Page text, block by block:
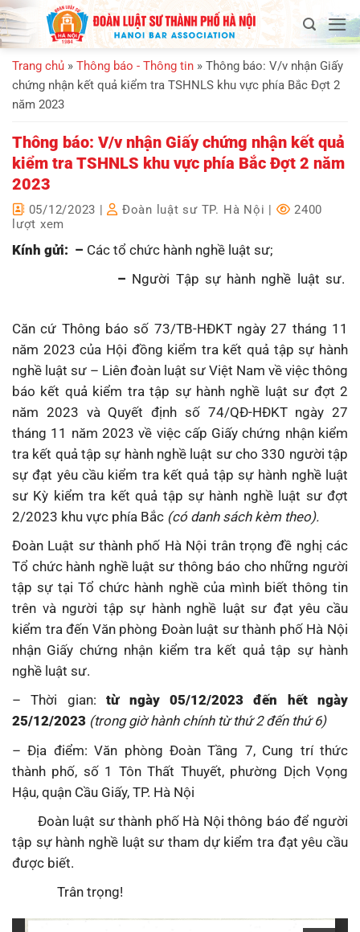
Bỏ
qua
nội
dung
Trang chủ » Thông báo - Thông tin » Thông báo: V/v nhận Giấy
chứng nhận kết quả kiểm tra TSHNLS khu vực phía Bắc Đợt 2
năm 2023
Thông báo: V/v nhận Giấy chứng nhận kết quả
kiểm tra TSHNLS khu vực phía Bắc Đợt 2 năm
2023
05/12/2023 | Đoàn luật sư TP. Hà Nội |
2400
lượt xem
Kính gửi: – Các tổ chức hành nghề luật sư;
– Người Tập sự hành nghề luật sư.
Căn cứ Thông báo số 73/TB-HĐKT ngày 27 tháng 11
năm 2023 của Hội đồng kiểm tra kết quả tập sự hành
nghề luật sư – Liên đoàn luật sư Việt Nam về việc thông
báo kết quả kiểm tra tập sự hành nghề luật sư đợt 2
năm 2023 và Quyết định số 74/QĐ-HĐKT ngày 27
tháng 11 năm 2023 về việc cấp Giấy chứng nhận kiểm
tra kết quả tập sự hành nghề luật sư cho 330 người tập
sự đạt yêu cầu kiểm tra kết quả tập sự hành nghề luật
sư Kỳ kiểm tra kết quả tập sự hành nghề luật sư đợt
2/2023 khu vực phía Bắc (có danh sách kèm theo).
Đoàn Luật sư thành phố Hà Nội trân trọng đề nghị các
Tổ chức hành nghề luật sư thông báo cho những người
tập sự tại Tổ chức hành nghề của mình biết thông tin
trên và người tập sự hành nghề luật sư đạt yêu cầu
kiểm tra đến Văn phòng Đoàn luật sư thành phố Hà Nội
nhận Giấy chứng nhận kiểm tra kết quả tập sự hành
nghề luật sư.
– Thời gian:từ ngày 05/12/2023 đến hết ngày
25/12/2023 (trong giờ hành chính từ thứ 2 đến thứ 6)
– Địa điểm: Văn phòng Đoàn Tầng 7, Cung trí thức
thành phố, số 1 Tôn Thất Thuyết, phường Dịch Vọng
Hậu, quận Cầu Giấy, TP. Hà Nội
Đoàn luật sư thành phố Hà Nội thông báo để người
tập sự hành nghề luật sư tham dự kiểm tra đạt yêu cầu
được biết.
Trân trọng!